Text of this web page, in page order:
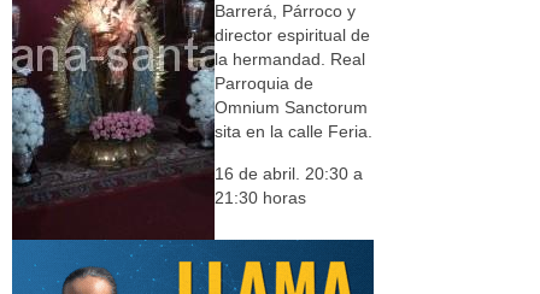
Barrerá, Párroco y
director espiritual de
la hermandad. Real
Parroquia de
Omnium Sanctorum
sita en la calle Feria.
16 de abril. 20:30 a
21:30 horas